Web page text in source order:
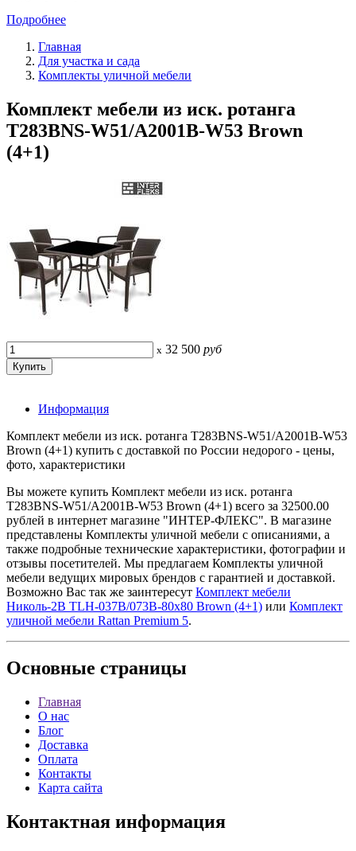
Подробнее
Главная
Для участка и сада
Комплекты уличной мебели
Комплект мебели из иск. ротанга
T283BNS-W51/A2001B-W53 Brown
(4+1)
x 32 500 руб
Информация
Комплект мебели из иск. ротанга T283BNS-W51/A2001B-W53
Brown (4+1) купить с доставкой по России недорого - цены,
фото, характеристики
Вы можете купить Комплект мебели из иск. ротанга
T283BNS-W51/A2001B-W53 Brown (4+1) всего за 32500.00
рублей в интернет магазине "ИНТЕР-ФЛЕКС". В магазине
представлены Комплекты уличной мебели с описаниями, а
также подробные технические характеристики, фотографии и
отзывы посетителей. Мы предлагаем Комплекты уличной
мебели ведущих мировых брендов с гарантией и доставкой.
Возможно Вас так же заинтересут Комплект мебели
Николь-2B TLH-037B/073B-80х80 Brown (4+1) или Комплект
уличной мебели Rattan Premium 5.
Основные страницы
Главная
О нас
Блог
Доставка
Оплата
Контакты
Карта сайта
Контактная информация